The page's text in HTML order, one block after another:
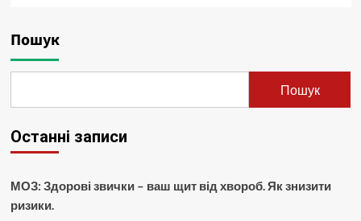
Пошук
Пошук
Останні записи
МОЗ: Здорові звички – ваш щит від хвороб. Як знизити
ризики.